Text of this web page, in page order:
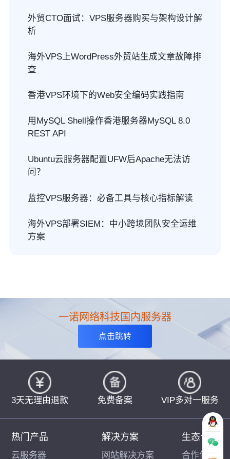
外贸CTO面试：VPS服务器购买与架构设计解
析
海外VPS上WordPress外贸站生成文章故障排
查
香港VPS环境下的Web安全编码实践指南
用MySQL Shell操作香港服务器MySQL 8.0
REST API
Ubuntu云服务器配置UFW后Apache无法访
问？
监控VPS服务器：必备工具与核心指标解读
海外VPS部署SIEM：中小跨境团队安全运维
方案
一诺网络科技国内服务器
点击跳转
3天无理由退款 免费备案 VIP多对一服务
热门产品
云服务器
解决方案
网站解决方案
生态合作
合作伙伴